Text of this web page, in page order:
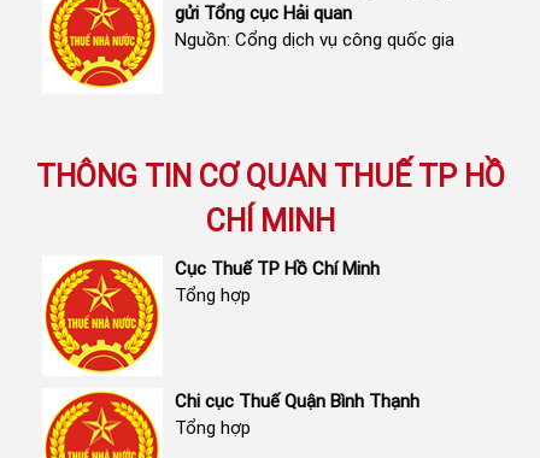
gửi Tổng cục Hải quan
Nguồn: Cổng dịch vụ công quốc gia
THÔNG TIN CƠ QUAN THUẾ TP HỒ
CHÍ MINH
Cục Thuế TP Hồ Chí Minh
Tổng hợp
Chi cục Thuế Quận Bình Thạnh
Tổng hợp